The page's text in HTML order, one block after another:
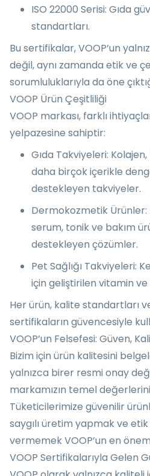
ISO 22000 Serisi: Gıda
standartları.
Bu sertifikalar, VOOP’un
değil, aynı zamanda etik ve
sorumluluklarıyla da öne
VOOP Ürün Çeşitliliği
VOOP markası, farklı
yelpazesine sahiptir:
Gıda Takviyeleri:
daha birçok içerikle
destekleyen takviyeler.
Dermokozmetik
serum, tonik ve bakım
destekleyen çözümler.
Pet Sağlığı Takviyeleri:
için geliştirilen vitamin
Her ürün, kalite standartları
sertifikaların güvencesiyle
VOOP’un Felsefesi: Güven,
Bizim için ürün kalitesini
yalnızca birer resmi onay
markamızın temel değerlerini
Tüketicilerimize güvenilir
saygılı üretim yapmak ve
vermemek VOOP’un en
VOOP Sertifikalarıyla Gelen